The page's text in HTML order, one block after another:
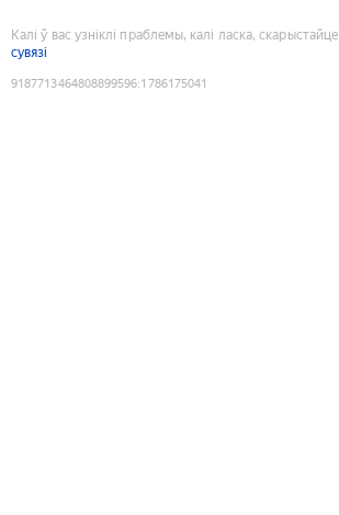
Калі ў вас узніклі праблемы, калі ласка, скарыстайце
сувязі
9187713464808899596:1786175041